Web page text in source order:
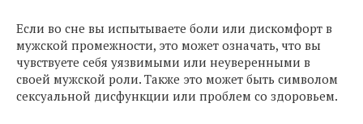
Если во сне вы испытываете боли или дискомфорт в
мужской промежности, это может означать, что вы
чувствуете себя уязвимыми или неуверенными в
своей мужской роли. Также это может быть символом
сексуальной дисфункции или проблем со здоровьем.